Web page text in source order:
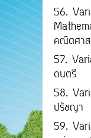
56.
คณิตศา
57.
ดนตรี
58.
ปรัชญา
59.